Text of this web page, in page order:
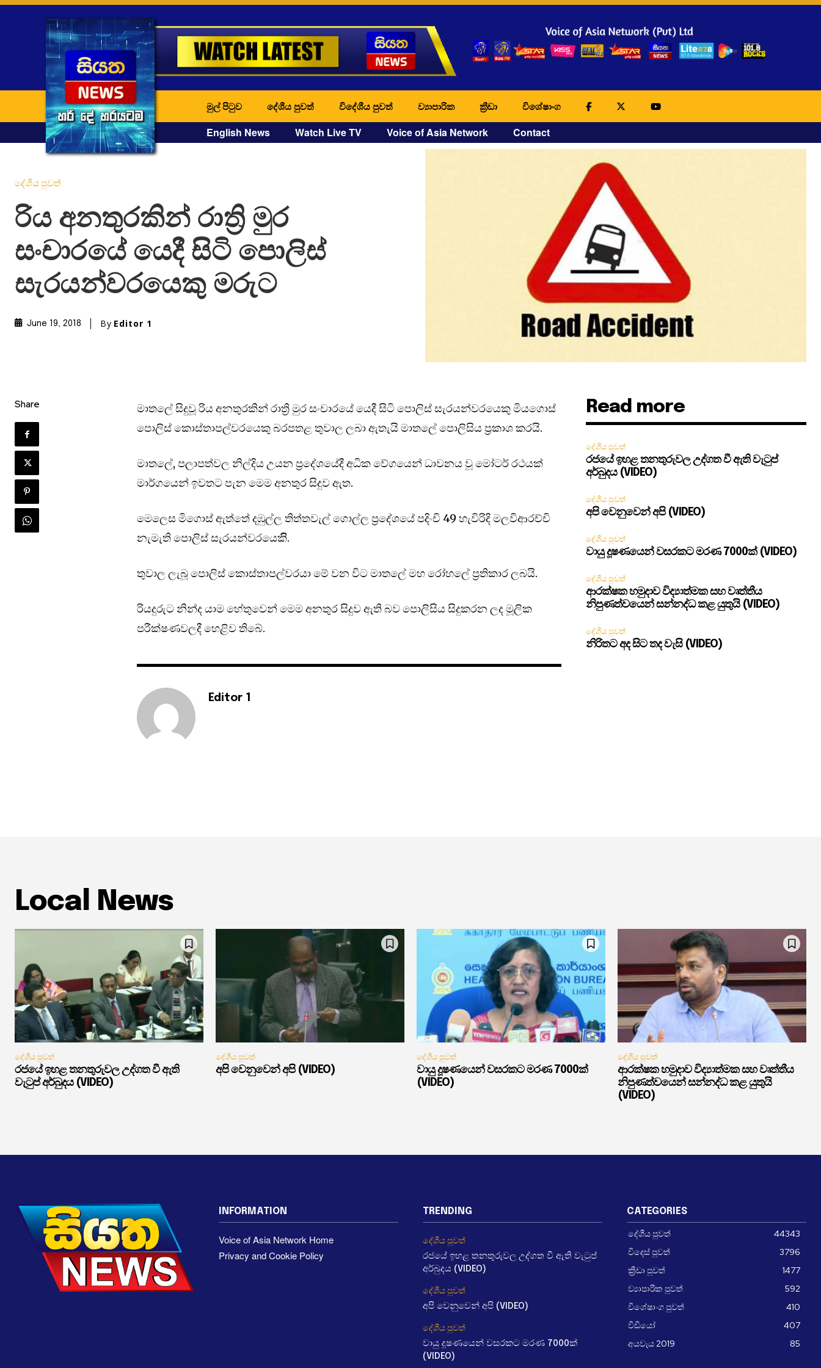
මුල් පිටුව දේශීය පුවත් විදේශීය පුවත් ව්‍යාපාරික ක්‍රීඩා විශේෂාංග
English News Watch Live TV Voice of Asia Network Contact
දේශීය පුවත්
රිය අනතුරකින් රාත්‍රි මුර
සංචාරයේ යෙදී සිටි පොලිස්
සැරයන්වරයෙකු මරුට
June 19, 2018 By Editor 1
Share
මාතලේ සිදුවූ රිය අනතුරකින් රාත්‍රි මුර සංචාරයේ යෙදී සිටි පොලිස් සැරයන්වරයෙකු මියගොස්
පොලිස් කොස්තාපල්වරයෙකු බරපතළ තුවාල ලබා ඇතැයි මාතලේ පොලිසිය ප්‍රකාශ කරයි.
මාතලේ, පලාපත්වල නිල්දිය උයන ප්‍රදේශයේදී අධික වේගයෙන් ධාවනය වූ මෝටර් රථයක්
මාර්ගයෙන් ඉවතට පැන ම‌ෙම අනතුර සිදුව ඇත.
මෙලෙස මිගොස් ඇත්තේ දඹුල්ල තිත්තවැල් ගොල්ල ප්‍රදේශයේ පදිංචි 49 හැවිරිදි මලවිආරච්චි
නැමැති පොලිස් සැරයන්වරයෙකිි.
තුවාල ලැබූ පොලිස් කොස්තාපල්වරයා මේ වන විට මාතලේ මහ රෝහලේ ප්‍රතිකාර ලබයි.
රියදුරුට නින්ද යාම හේතුවෙන් මෙම අනතුර සිදුව ඇති බව පොලිසිය සිදුකරන ලද මූලික
පරීක්ෂණවලදී හෙළිව තිබේ.
Editor 1
Read more
දේශීය පුවත්
රජයේ ඉහළ තනතුරුවල උද්ගත වී ඇති වැටුප්
අර්බුදය (VIDEO)
දේශීය පුවත්
අපි වෙනුවෙන් අපි (VIDEO)
දේශීය පුවත්
වායු දූෂණයෙන් වසරකට මරණ 7000ක් (VIDEO)
දේශීය පුවත්
ආරක්ෂක හමුදාව විද්‍යාත්මක සහ වෘත්තීය
නිපුණත්වයෙන් සන්නද්ධ කළ යුතුයි (VIDEO)
දේශීය පුවත්
නිරිතට අද සිට තද වැසි (VIDEO)
Local News
දේශීය පුවත්
රජයේ ඉහළ තනතුරුවල උද්ගත වී ඇති
වැටුප් අර්බුදය (VIDEO)
දේශීය පුවත්
අපි වෙනුවෙන් අපි (VIDEO)
දේශීය පුවත්
වායු දූෂණයෙන් වසරකට මරණ 7000ක්
(VIDEO)
දේශීය පුවත්
ආරක්ෂක හමුදාව විද්‍යාත්මක සහ වෘත්තීය
නිපුණත්වයෙන් සන්නද්ධ කළ යුතුයි
(VIDEO)
INFORMATION
Voice of Asia Network Home
Privacy and Cookie Policy
TRENDING
දේශීය පුවත්
රජයේ ඉහළ තනතුරුවල උද්ගත වී ඇති වැටුප්
අර්බුදය (VIDEO)
දේශීය පුවත්
අපි වෙනුවෙන් අපි (VIDEO)
දේශීය පුවත්
වායු දූෂණයෙන් වසරකට මරණ 7000ක්
(VIDEO)
CATEGORIES
දේශීය පුවත්
44343
විදෙස් පුවත්
3796
ක්‍රීඩා පුවත්
1477
ව්‍යාපාරික පුවත්
592
විශේෂාංග පුවත්
410
වීඩීයෝ
407
අයවැය 2019
85